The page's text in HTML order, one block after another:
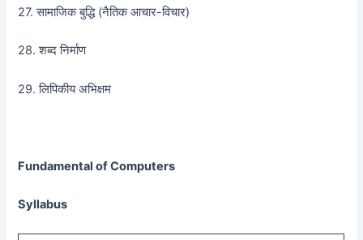
27. सामाजिक बुद्धि (नैतिक आचार-विचार)
28. शब्द निर्माण
29. लिपिकीय अभिक्षम
Fundamental of Computers
Syllabus